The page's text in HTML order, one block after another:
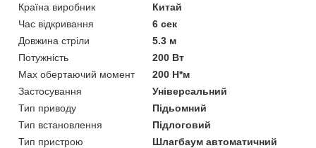
Країна виробник
Китай
Час відкривання
6 сек
Довжина стріли
5.3 м
Потужність
200 Вт
Мах обертаючий момент
200 Н*м
Застосування
Універсальний
Тип приводу
Підьомний
Тип встановлення
Підлоговий
Тип пристрою
Шлагбаум автоматичний